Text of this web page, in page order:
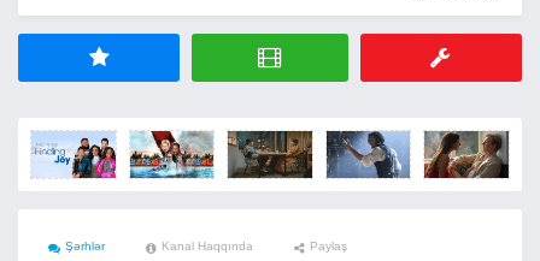
Şərhlər Kanal Haqqında Paylaş